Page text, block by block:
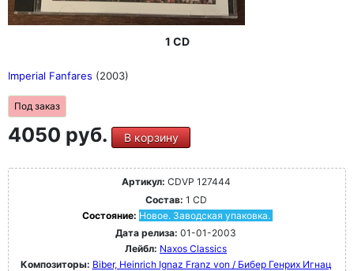
1 CD
Imperial Fanfares (2003)
Под заказ
4050 руб. В корзину
Артикул: CDVP 127444
Состав: 1 CD
Состояние: Новое. Заводская упаковка.
Дата релиза: 01-01-2003
Лейбл: Naxos Classics
Композиторы: Biber, Heinrich Ignaz Franz von / Бибер Генрих Игнац